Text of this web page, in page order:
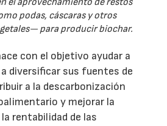
podas, cáscaras y otros
para producir biochar.
con el objetivo ayudar a
diversificar sus fuentes de
a la descarbonización
y mejorar la
rentabilidad de las